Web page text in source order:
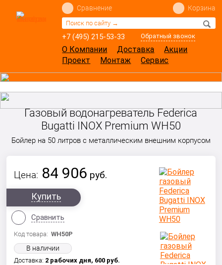
+7 (495) 215-53-33 Обратный звонок
Сравнение Корзина
О Компании Доставка
Акции
Проект
Монтаж Сервис
Газовый водонагреватель Federica
Bugatti INOX Premium WH50
Бойлер на 50 литров с металлическим внешним корпусом
Цена: 84 906 руб.
Купить
Сравнить
Код товара:WH50P
В наличии
Доставка: 2 рабочих дня, 600 руб.